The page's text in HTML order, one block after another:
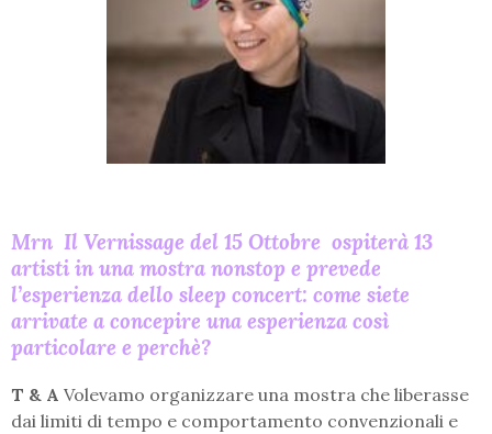
Mrn Il Vernissage del 15 Ottobre ospiterà 13
artisti in una mostra nonstop e prevede
l’esperienza dello sleep concert: come siete
arrivate a concepire una esperienza così
particolare e perchè?
T & A Volevamo organizzare una mostra che liberasse
dai limiti di tempo e comportamento convenzionali e